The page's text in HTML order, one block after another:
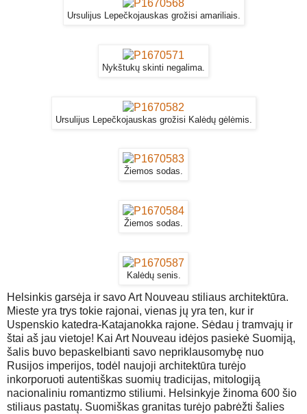
Ursulijus Lepečkojauskas grožisi amariliais.
Nykštukų skinti negalima.
Ursulijus Lepečkojauskas grožisi Kalėdų gėlėmis.
Žiemos sodas.
Žiemos sodas.
Kalėdų senis.
Helsinkis garsėja ir savo Art Nouveau stiliaus architektūra.
Mieste yra trys tokie rajonai, vienas jų yra ten, kur ir
Uspenskio katedra-Katajanokka rajone. Sėdau į tramvajų ir
štai aš jau vietoje! Kai Art Nouveau idėjos pasiekė Suomiją,
šalis buvo bepaskelbianti savo nepriklausomybę nuo
Rusijos imperijos, todėl naujoji architektūra turėjo
inkorporuoti autentiškas suomių tradicijas, mitologiją
nacionaliniu romantizmo stiliumi. Helsinkyje žinoma 600 šio
stiliaus pastatų. Suomiškas granitas turėjo pabrėžti šalies